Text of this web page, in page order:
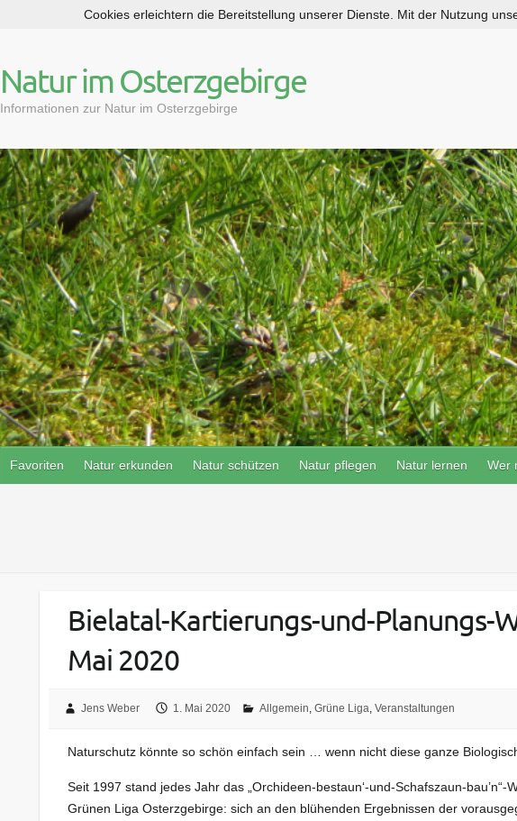
p
t
c
o
n
t
e
n
t
Natur im Osterzgebirge
Informationen zur Natur im Osterzgebirge
Favoriten Natur erkunden Natur schützen Natur pflegen Natur lernen Wer
Bielatal-Kartierungs-und-Planungs-
Mai 2020
Jens Weber 1. Mai 2020 Allgemein,Grüne Liga,Veranstaltungen
Naturschutz könnte so schön einfach sein … wenn nicht diese ganze
Seit 1997 stand jedes Jahr das „Orchideen-bestaun‘-und-Schafszaun-
Grünen Liga Osterzgebirge: sich an den blühenden Ergebnissen der
Cookies erleichtern die Bereitstellung unserer Dienste. Mit der Nutzung